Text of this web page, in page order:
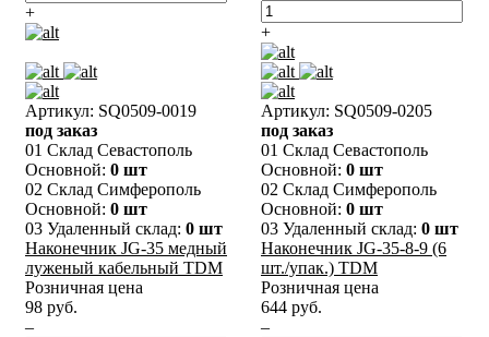
+
+
Артикул: SQ0509-0019
под заказ
01 Склад Севастополь
Основной: 0 шт
02 Склад Симферополь
Основной: 0 шт
03 Удаленный склад: 0 шт
Наконечник JG-35 медный
луженый кабельный TDM
Розничная цена
98 руб.
–
Артикул: SQ0509-0205
под заказ
01 Склад Севастополь
Основной: 0 шт
02 Склад Симферополь
Основной: 0 шт
03 Удаленный склад: 0 шт
Наконечник JG-35-8-9 (6
шт./упак.) TDM
Розничная цена
644 руб.
–